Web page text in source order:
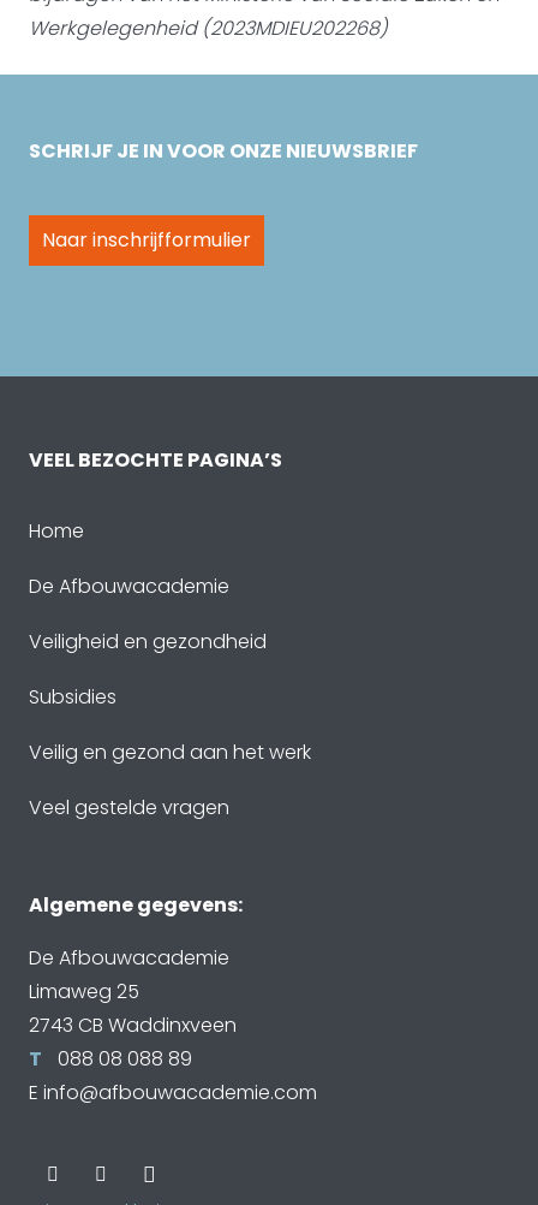
Werkgelegenheid (2023MDIEU202268)
SCHRIJF JE IN VOOR ONZE NIEUWSBRIEF
Naar inschrijfformulier
VEEL BEZOCHTE PAGINA’S
Home
De Afbouwacademie
Veiligheid en gezondheid
Subsidies
Veilig en gezond aan het werk
Veel gestelde vragen
Algemene gegevens:
De Afbouwacademie
Limaweg 25
2743 CB Waddinxveen
T
088 08 088 89
E info@afbouwacademie.com